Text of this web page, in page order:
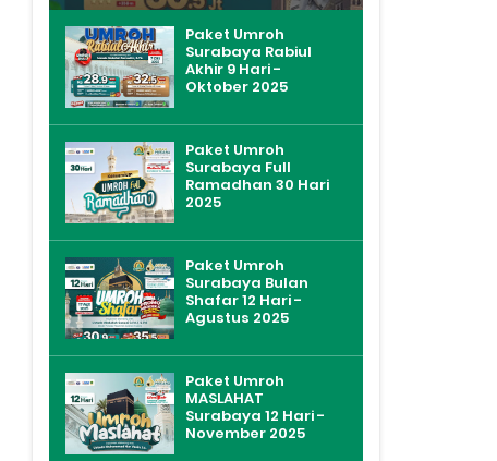
Paket Umroh
Surabaya Rabiul
Akhir 9 Hari -
Oktober 2025
Paket Umroh
Surabaya Full
Ramadhan 30 Hari
2025
Paket Umroh
Surabaya Bulan
Shafar 12 Hari -
Agustus 2025
Paket Umroh
MASLAHAT
Surabaya 12 Hari -
November 2025